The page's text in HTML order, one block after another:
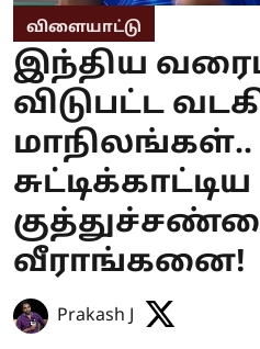
விளையாட்டு
இந்திய
விடுபட்ட
மாநிலங்கள்..
சுட்டிக்காட்டிய
வீராங்கனை!
Prakash J